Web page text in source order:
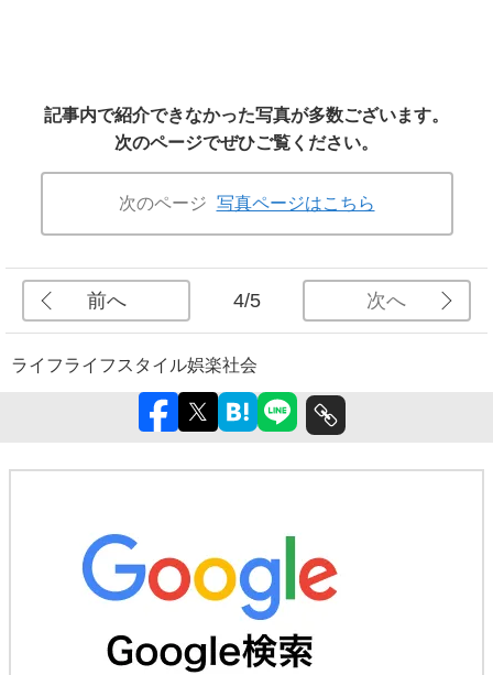
記事内で紹介できなかった写真が多数ございます。
次のページでぜひご覧ください。
次のページ 写真ページはこちら
前へ 4/5 次へ
ライフライフスタイル娯楽社会